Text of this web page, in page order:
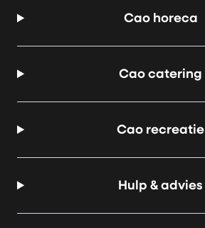
Cao horeca
Cao catering
Cao recreatie
Hulp & advies